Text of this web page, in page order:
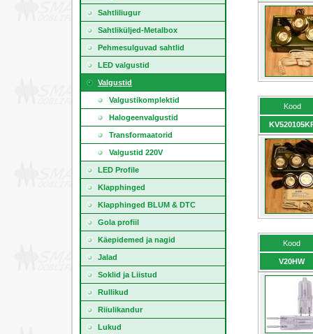
Sahtliliugur
Sahtliküljed-Metalbox
Pehmesulguvad sahtlid
LED valgustid
Valgustid
Valgustikomplektid
Halogeenvalgustid
Transformaatorid
Valgustid 220V
LED Profile
Klapphinged
Klapphinged BLUM & DTC
Gola profiil
Käepidemed ja nagid
Jalad
Soklid ja Liistud
Rullikud
Riiulikandur
Lukud
Kood
Kood
V20HW